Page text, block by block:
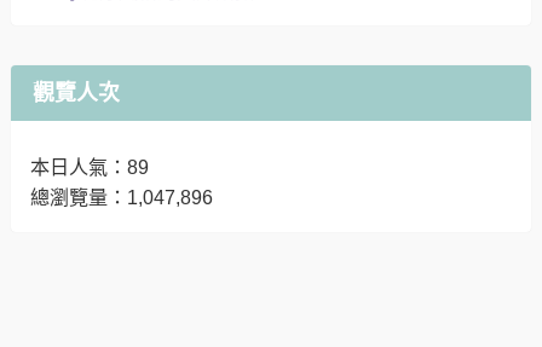
觀覽人次
本日人氣：89
總瀏覽量：1,047,896